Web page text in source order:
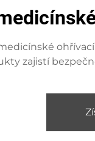
zajistí